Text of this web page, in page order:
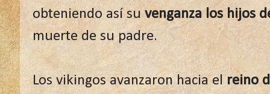
obteniendo así suvenganza los hijos
muerte de su padre.
Los vikingos avanzaron hacia elreino